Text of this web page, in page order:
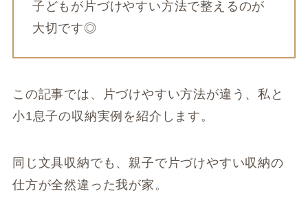
子どもが片づけやすい方法で整えるのが
大切です◎
この記事では、片づけやすい方法が違う、私と
小1息子の収納実例を紹介します。
同じ文具収納でも、親子で片づけやすい収納の
仕方が全然違った我が家。